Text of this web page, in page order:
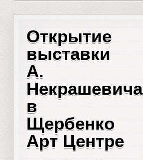
Открытие
выставки
А.
Некрашевича
в
Щербенко
Арт Центре